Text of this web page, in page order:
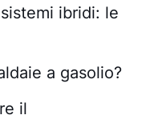
ibridi: le
a gasolio?
il